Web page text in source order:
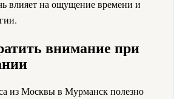
влияет на ощущение времени и
внимание при
из Москвы в Мурманск полезно